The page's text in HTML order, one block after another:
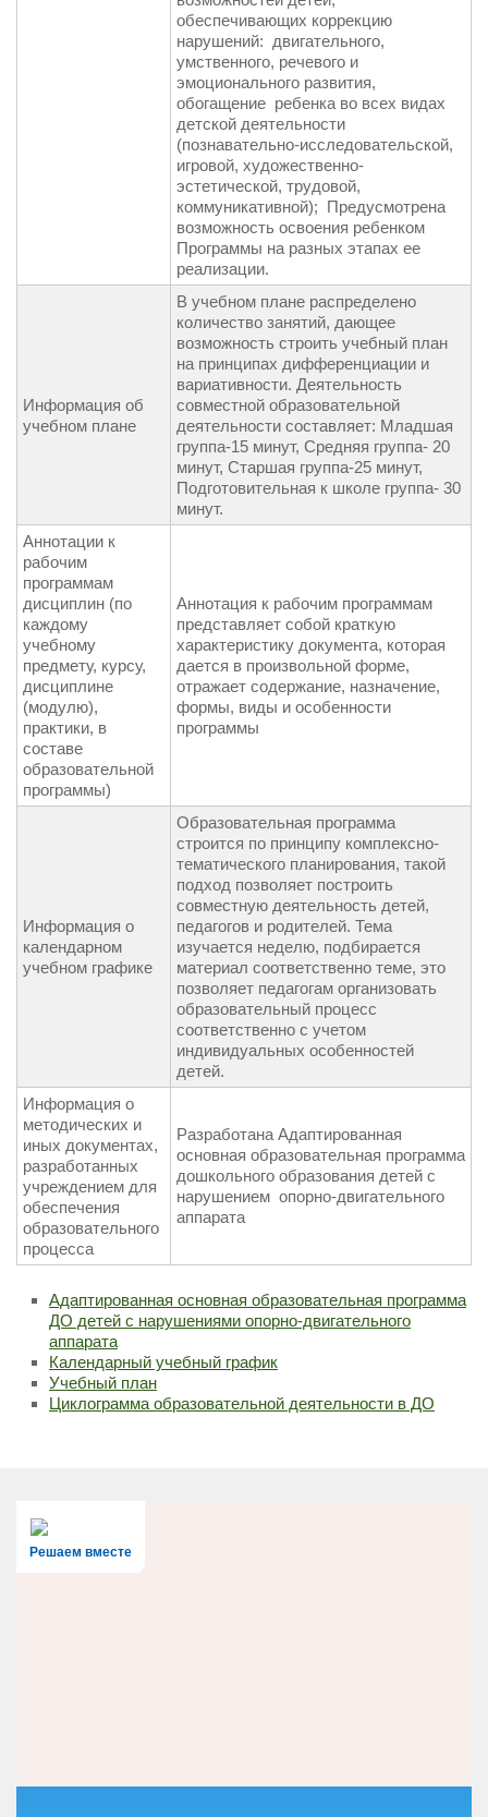
обеспечивающих коррекцию
нарушений: двигательного,
умственного, речевого и
эмоционального развития,
обогащение ребенка во всех видах
детской деятельности
(познавательно-исследовательской,
игровой, художественно-
эстетической, трудовой,
коммуникативной); Предусмотрена
возможность освоения ребенком
Программы на разных этапах ее
реализации.
Информация об
учебном плане
В учебном плане распределено
количество занятий, дающее
возможность строить учебный план
на принципах дифференциации и
вариативности. Деятельность
совместной образовательной
деятельности составляет: Младшая
группа-15 минут, Средняя группа- 20
минут, Старшая группа-25 минут,
Подготовительная к школе группа- 30
минут.
Аннотации к
рабочим
программам
дисциплин (по
каждому
учебному
предмету, курсу,
дисциплине
(модулю),
практики, в
составе
образовательной
программы)
Аннотация к рабочим программам
представляет собой краткую
характеристику документа, которая
дается в произвольной форме,
отражает содержание, назначение,
формы, виды и особенности
программы
Информация о
календарном
учебном графике
Образовательная программа
строится по принципу комплексно-
тематического планирования, такой
подход позволяет построить
совместную деятельность детей,
педагогов и родителей. Тема
изучается неделю, подбирается
материал соответственно теме, это
позволяет педагогам организовать
образовательный процесс
соответственно с учетом
индивидуальных особенностей
детей.
Информация о
методических и
иных документах,
разработанных
учреждением для
обеспечения
образовательного
процесса
Разработана Адаптированная
основная образовательная программа
дошкольного образования детей с
нарушением опорно-двигательного
аппарата
Адаптированная основная образовательная программа
ДО детей с нарушениями опорно-двигательного
аппарата
Календарный учебный график
Учебный план
Циклограмма образовательной деятельности в ДО
Решаем вместе